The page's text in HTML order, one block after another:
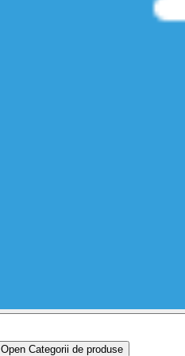
Open Categorii de produse